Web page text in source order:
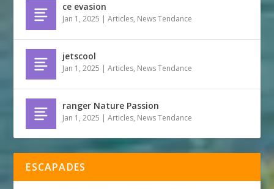
ce evasion
Jan 1, 2025 |Articles, News Tendance
jetscool
Jan 1, 2025 |Articles, News Tendance
ranger Nature Passion
Jan 1, 2025 |Articles, News Tendance
ESCAPADES